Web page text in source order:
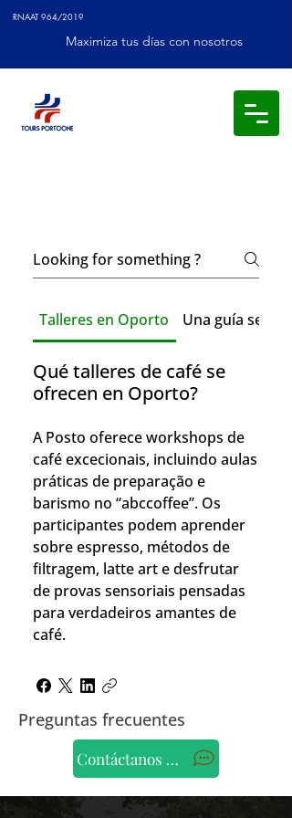
RNAAT 964/2019
Maximiza tus días con nosotros
Talleres en Oporto Una guía
Qué talleres de café se
ofrecen en Oporto?
A Posto oferece workshops de
café excecionais, incluindo aulas
práticas de preparação e
barismo no “abccoffee”. Os
participantes podem aprender
sobre espresso, métodos de
filtragem, latte art e desfrutar
de provas sensoriais pensadas
para verdadeiros amantes de
café.
Preguntas frecuentes
Contáctanos por WhatsApp